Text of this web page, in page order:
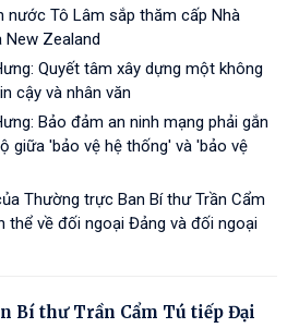
nước Tô Lâm sắp thăm cấp Nhà
Zealand
Quyết tâm xây dựng một không
cậy và nhân văn
Bảo đảm an ninh mạng phải gắn
giữa 'bảo vệ hệ thống' và 'bảo vệ
Thường trực Ban Bí thư Trần Cẩm
thể về đối ngoại Đảng và đối ngoại
Bí thư Trần Cẩm Tú tiếp Đại